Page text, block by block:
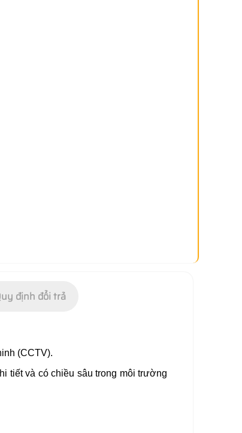
định đổi trả
(CCTV).
tiết và có chiều sâu trong môi trường